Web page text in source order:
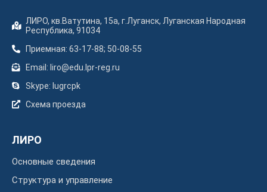
ЛИРО, кв.Ватутина, 15а, г.Луганск, Луганская Народная
Республика, 91034
Приемная: 63-17-88; 50-08-55
Email: liro@edu.lpr-reg.ru
Skype: lugrcpk
Схема проезда
ЛИРО
Основные сведения
Структура и управление